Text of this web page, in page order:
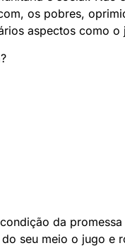
os pobres,
aspectos como o
da
seu meio o jugo e